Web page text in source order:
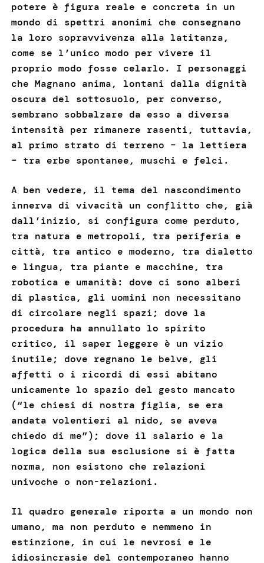
potere è figura reale e concreta in un
mondo di spettri anonimi che consegnano
la loro sopravvivenza alla latitanza,
come se l’unico modo per vivere il
proprio modo fosse celarlo. I personaggi
che Magnano anima, lontani dalla dignità
oscura del sottosuolo, per converso,
sembrano sobbalzare da esso a diversa
intensità per rimanere rasenti, tuttavia,
al primo strato di terreno – la lettiera
– tra erbe spontanee, muschi e felci.
A ben vedere, il tema del nascondimento
innerva di vivacità un conflitto che, già
dall’inizio, si configura come perduto,
tra natura e metropoli, tra periferia e
città, tra antico e moderno, tra dialetto
e lingua, tra piante e macchine, tra
robotica e umanità: dove ci sono alberi
di plastica, gli uomini non necessitano
di circolare negli spazi; dove la
procedura ha annullato lo spirito
critico, il saper leggere è un vizio
inutile; dove regnano le belve, gli
affetti o i ricordi di essi abitano
unicamente lo spazio del gesto mancato
(“le chiesi di nostra figlia, se era
andata volentieri al nido, se aveva
chiedo di me”); dove il salario e la
logica della sua esclusione si è fatta
norma, non esistono che relazioni
univoche o non-relazioni.
Il quadro generale riporta a un mondo non
umano, ma non perduto e nemmeno in
estinzione, in cui le nevrosi e le
idiosincrasie del contemporaneo hanno